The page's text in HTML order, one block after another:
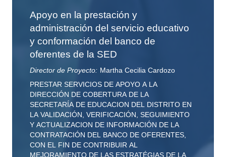
Apoyo en la prestación y
administración del servicio educativo
y conformación del banco de
oferentes de la SED
Director de Proyecto: Martha Cecilia Cardozo
PRESTAR SERVICIOS DE APOYO A LA
DIRECCIÓN DE COBERTURA DE LA
SECRETARÍA DE EDUCACION DEL DISTRITO EN
LA VALIDACIÓN, VERIFICACIÓN, SEGUIMIENTO
Y ACTUALIZACION DE INFORMACIÓN DE LA
CONTRATACIÓN DEL BANCO DE OFERENTES,
CON EL FIN DE CONTRIBUIR AL
MEJORAMIENTO DE LAS ESTRATÉGIAS DE LA